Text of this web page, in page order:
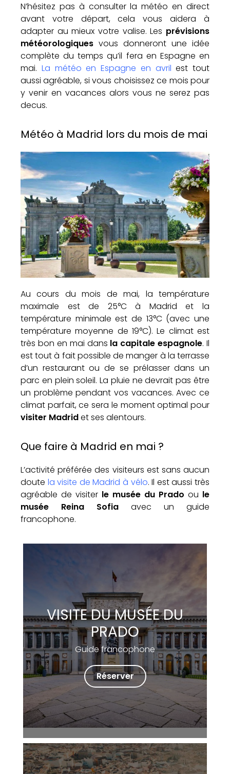
N’hésitez pas à consulter la météo en direct
avant votre départ, cela vous aidera à
adapter au mieux votre valise. Les prévisions
météorologiques vous donneront une idée
complète du temps qu’il fera en Espagne en
mai. La météo en Espagne en avril est tout
aussi agréable, si vous choisissez ce mois pour
y venir en vacances alors vous ne serez pas
decus.
Météo à Madrid lors du mois de mai
Au cours du mois de mai, la température
maximale est de 25°C à Madrid et la
température minimale est de 13°C (avec une
température moyenne de 19°C). Le climat est
très bon en mai dans la capitale espagnole. Il
est tout à fait possible de manger à la terrasse
d’un restaurant ou de se prélasser dans un
parc en plein soleil. La pluie ne devrait pas être
un problème pendant vos vacances. Avec ce
climat parfait, ce sera le moment optimal pour
visiter Madridet ses alentours.
Que faire à Madrid en mai ?
L’activité préférée des visiteurs est sans aucun
doute la visite de Madrid à vélo. Il est aussi très
agréable de visiter le musée du Prado ou le
musée Reina Sofia avec un guide
francophone.
VISITE DU MUSÉE DU
PRADO
Guide francophone
Réserver